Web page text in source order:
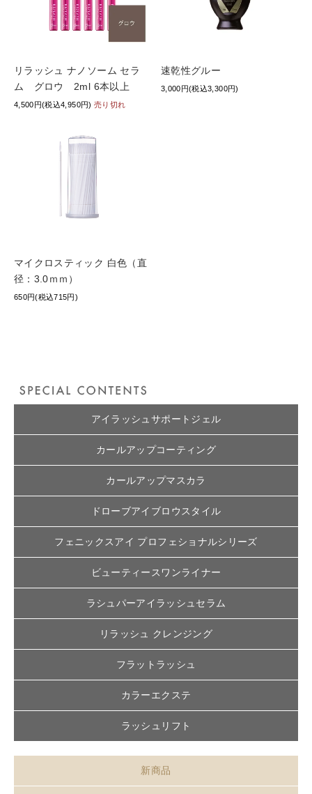
リラッシュ ナノソーム セラ
ム グロウ 2ml 6本以上
4,500円(税込4,950円) 売り切れ
速乾性グルー
3,000円(税込3,300円)
マイクロスティック 白色（直
径：3.0ｍｍ）
650円(税込715円)
アイラッシュサポートジェル
カールアップコーティング
カールアップマスカラ
ドローブアイブロウスタイル
フェニックスアイ プロフェショナルシリーズ
ビューティースワンライナー
ラシュパーアイラッシュセラム
リラッシュ クレンジング
フラットラッシュ
カラーエクステ
ラッシュリフト
新商品